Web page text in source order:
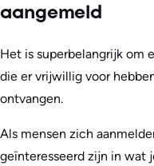
aangemeld
Het is superbelangrijk om
die er vrijwillig voor
ontvangen.
Als mensen zich
geïnteresseerd zijn in wat